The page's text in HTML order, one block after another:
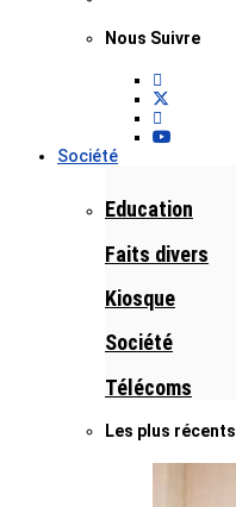
Nous Suivre
Société
Education
Faits divers
Kiosque
Société
Télécoms
Les plus récents